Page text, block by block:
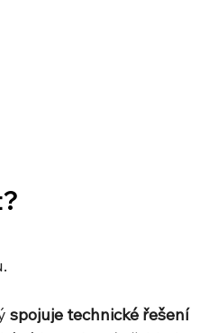
spojuje technické řešení